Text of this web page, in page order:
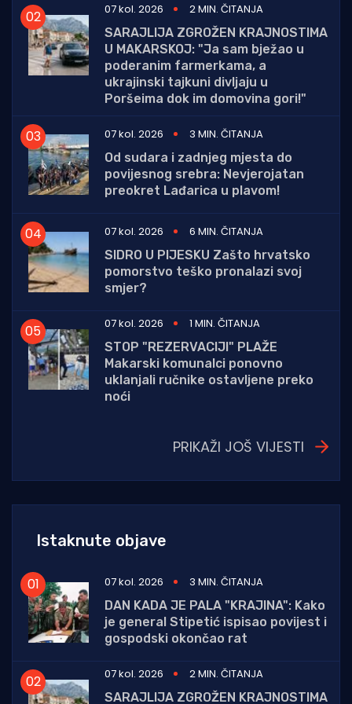
07 kol. 2026
2 MIN. ČITANJA
SARAJLIJA ZGROŽEN KRAJNOSTIMA
U MAKARSKOJ: "Ja sam bježao u
poderanim farmerkama, a
ukrajinski tajkuni divljaju u
Poršeima dok im domovina gori!"
07 kol. 2026
3 MIN. ČITANJA
Od sudara i zadnjeg mjesta do
povijesnog srebra: Nevjerojatan
preokret Lađarica u plavom!
07 kol. 2026
6 MIN. ČITANJA
SIDRO U PIJESKU Zašto hrvatsko
pomorstvo teško pronalazi svoj
smjer?
07 kol. 2026
1 MIN. ČITANJA
STOP "REZERVACIJI" PLAŽE
Makarski komunalci ponovno
uklanjali ručnike ostavljene preko
noći
PRIKAŽI JOŠ VIJESTI
Istaknute objave
07 kol. 2026
3 MIN. ČITANJA
DAN KADA JE PALA "KRAJINA": Kako
je general Stipetić ispisao povijest i
gospodski okončao rat
07 kol. 2026
2 MIN. ČITANJA
SARAJLIJA ZGROŽEN KRAJNOSTIMA